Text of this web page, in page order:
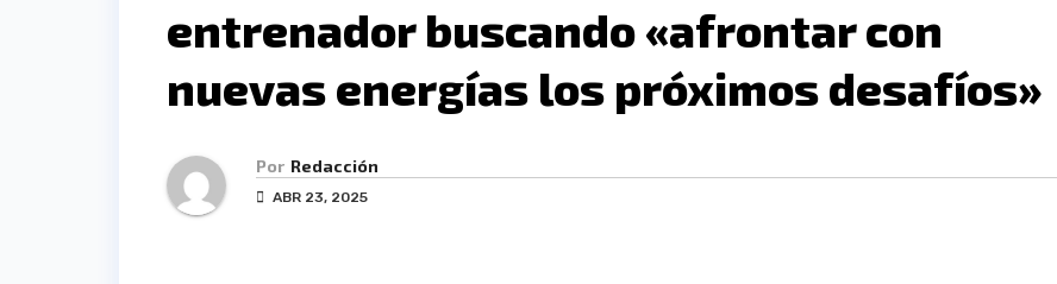
entrenador buscando «afrontar con
nuevas energías los próximos desafíos»
Por Redacción
ABR 23, 2025